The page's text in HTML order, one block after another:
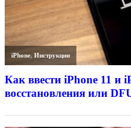
iPhone,Инструкции
Как ввести iPhone 11 и
восстановления или